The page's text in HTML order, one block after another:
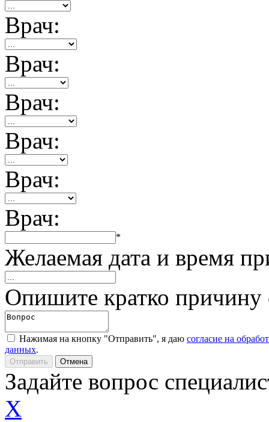
Врач:
Врач:
Врач:
Врач:
Врач:
Врач:
*
Желаемая дата и время
Опишите кратко
Нажимая на кнопку "Отправить", я даю согласие на
данных.
Задайте вопрос
X